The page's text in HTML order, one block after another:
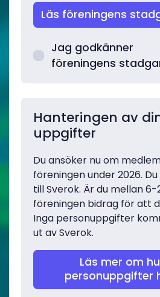
Läs föreningens
Jag godkänner
föreningens
Hanteringen av
uppgifter
Du ansöker nu om
föreningen under 2026.
till Sverok. Är du mellan
föreningen bidrag för att
Inga personuppgifter
ut av Sverok.
Läs mer om
personuppgifter